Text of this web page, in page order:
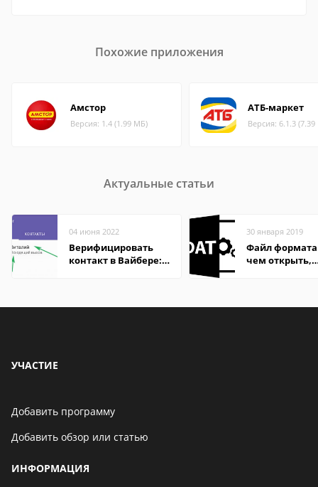
Похожие приложения
Амстор
Версия: 1.4 (1.99 МБ)
АТБ-маркет
Версия: 6.1.3
Актуальные статьи
04 июня 2022
Верифицировать
контакт в Вайбере:
30 января 2019
Файл формата
чем открыть,
УЧАСТИЕ
Добавить программу
Добавить обзор или статью
ИНФОРМАЦИЯ